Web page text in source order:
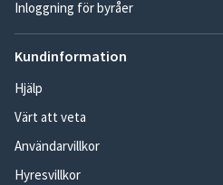
Inloggning för byråer
Kundinformation
Hjälp
Värt att veta
Användarvillkor
Hyresvillkor